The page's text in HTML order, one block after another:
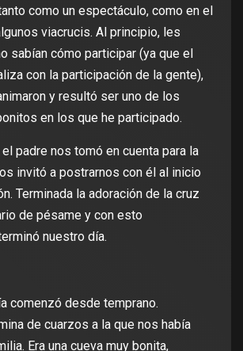
como un espectáculo, como en el
viacrucis. Al principio, les
sabían cómo participar (ya que el
con la participación de la gente),
y resultó ser uno de los
en los que he participado.
padre nos tomó en cuenta para la
invitó a postrarnos con él al inicio
Terminada la adoración de la cruz
de pésame y con esto
nuestro día.
comenzó desde temprano.
de cuarzos a la que nos había
Era una cueva muy bonita,